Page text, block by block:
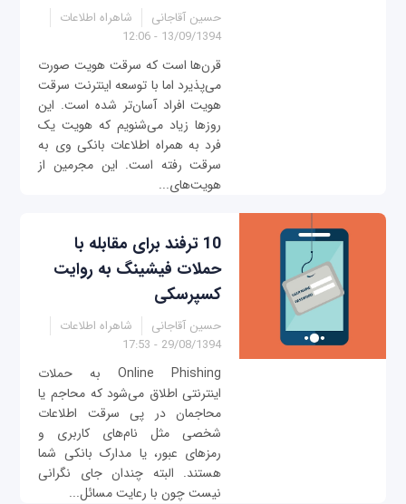
حسین آقاجانی
شاهراه اطلاعات
13/09/1394 - 12:06
قرن‌ها است که سرقت هویت صورت
می‌پذیرد اما با توسعه اینترنت سرقت
هویت افراد آسان‌تر شده است. این
روزها زیاد می‌شنویم که هویت یک
فرد به همراه اطلاعات بانکی وی به
سرقت رفته است. این مجرمین از
هویت‌های...
10 ترفند برای مقابله با
حملات فیشینگ به روایت
کسپرسکی
حسین آقاجانی
شاهراه اطلاعات
29/08/1394 - 17:53
Online Phishing به حملات
اینترنتی‌ اطلاق می‌شود که محاجم یا
محاجمان در پی سرقت اطلاعات
شخصی مثل نام‌های کاربری و
رمزهای عبور، یا مدارک بانکی شما
هستند. البته چندان جای نگرانی
نیست چون با رعایت مسائل...